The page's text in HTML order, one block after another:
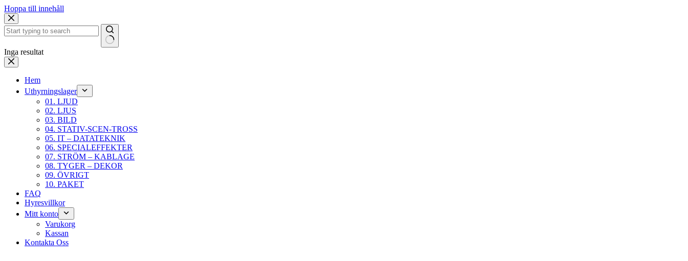
Hoppa till innehåll
Inga resultat
Hem
Uthyrningslager
01. LJUD
02. LJUS
03. BILD
04. STATIV-SCEN-TROSS
05. IT – DATATEKNIK
06. SPECIALEFFEKTER
07. STRÖM – KABLAGE
08. TYGER – DEKOR
09. ÖVRIGT
10. PAKET
FAQ
Hyresvillkor
Mitt konto
Varukorg
Kassan
Kontakta Oss